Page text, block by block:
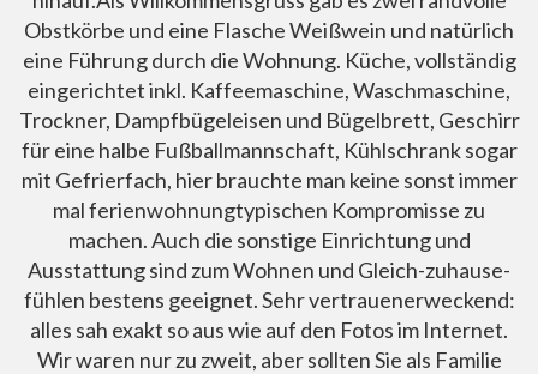
Obstkörbe und eine Flasche Weißwein und natürlich
eine Führung durch die Wohnung. Küche, vollständig
eingerichtet inkl. Kaffeemaschine, Waschmaschine,
Trockner, Dampfbügeleisen und Bügelbrett, Geschirr
für eine halbe Fußballmannschaft, Kühlschrank sogar
mit Gefrierfach, hier brauchte man keine sonst immer
mal ferienwohnungtypischen Kompromisse zu
machen. Auch die sonstige Einrichtung und
Ausstattung sind zum Wohnen und Gleich-zuhause-
fühlen bestens geeignet. Sehr vertrauenerweckend:
alles sah exakt so aus wie auf den Fotos im Internet.
Wir waren nur zu zweit, aber sollten Sie als Familie